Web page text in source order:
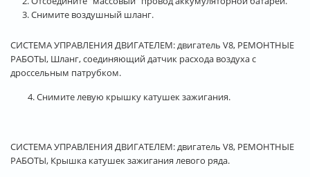
Снимите воздушный шланг.
СИСТЕМА УПРАВЛЕНИЯ ДВИГАТЕЛЕМ: двигатель V8, РЕМОНТНЫЕ
РАБОТЫ, Шланг, соединяющий датчик расхода воздуха с
дроссельным патрубком.
4. Снимите левую крышку катушек зажигания.
СИСТЕМА УПРАВЛЕНИЯ ДВИГАТЕЛЕМ: двигатель V8, РЕМОНТНЫЕ
РАБОТЫ, Крышка катушек зажигания левого ряда.